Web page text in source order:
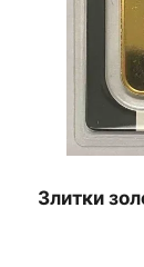
Злитки